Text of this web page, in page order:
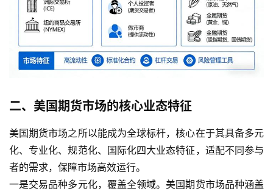
二、美国期货市场的核心业态特征
美国期货市场之所以能成为全球标杆，核心在于其具备多元
化、专业化、规范化、国际化四大业态特征，适配不同参与
者的需求，保障市场高效运行。
一是交易品种多元化，覆盖全领域。美国期货市场品种涵盖